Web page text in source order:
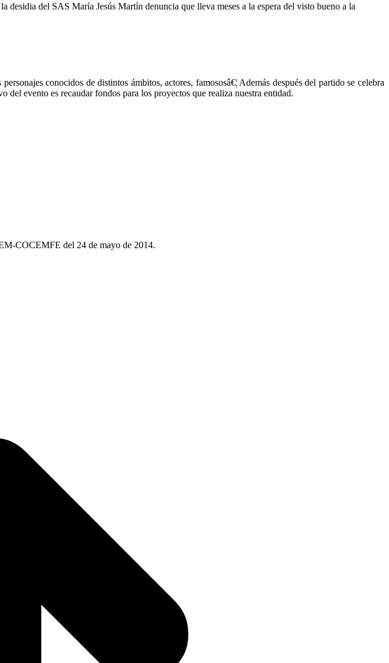
del SAS María Jesús Martín denuncia que lleva meses a la espera del visto bueno a la
conocidos de distintos ámbitos, actores, famososâ€¦ Además después del partido se celebra
evento es recaudar fondos para los proyectos que realiza nuestra entidad.
COCEMFE del 24 de mayo de 2014.